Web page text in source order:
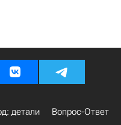
детали Вопрос-Ответ